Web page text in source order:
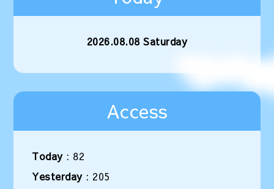
2026.08.08 Saturday
Access
Today: 82
Yesterday: 205